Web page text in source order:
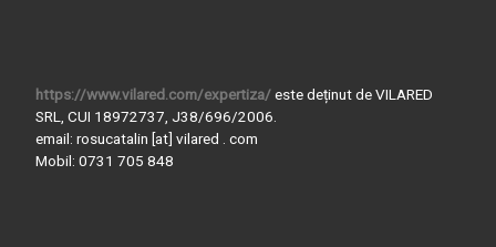
https://www.vilared.com/expertiza/este deținut de VILARED
SRL, CUI 18972737, J38/696/2006.
email: rosucatalin [at] vilared . com
Mobil: 0731 705 848